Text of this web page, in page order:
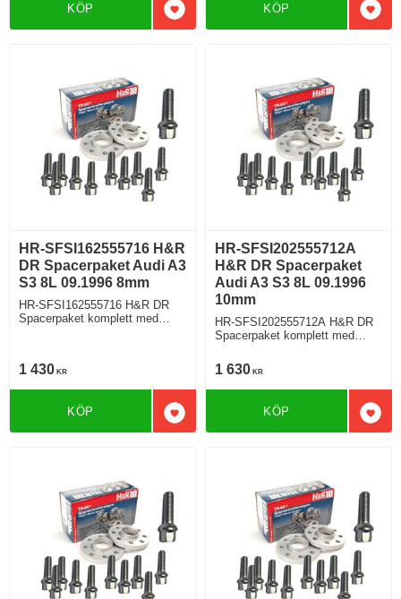
Lägg till i favoriter
KÖP KÖP
HR-SFSI162555716 H&R
DR Spacerpaket Audi A3
S3 8L 09.1996 8mm
HR-SFSI162555716 H&R DR
Spacerpaket komplett med
1 430 KR
Lägg till i favoriter
KÖP
HR-SFSI202555712A
H&R DR Spacerpaket
Audi A3 S3 8L 09.1996
10mm
HR-SFSI202555712A H&R DR
Spacerpaket komplett med
8L 09.1996 Tjocklek spacer
10mm
1 630 KR
KÖP